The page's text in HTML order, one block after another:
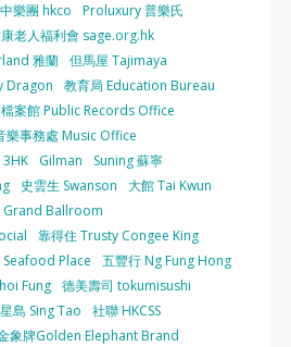
樂團 hkco
Proluxury 普樂氏
老人福利會 sage.org.hk
雅蘭 但馬屋 Tajimaya
Dragon
教育局 Education Bureau
案館 Public Records Office
樂事務處 Music Office
3HK Gilman
Suning 蘇寧
史雲生 Swanson
大館 Tai Kwun
Grand Ballroom
靠得住 Trusty Congee King
Place
五豐行 Ng Fung Hong
Fung 德美壽司 tokumisushi
星島 Sing Tao
社聯 HKCSS
象牌Golden Elephant Brand